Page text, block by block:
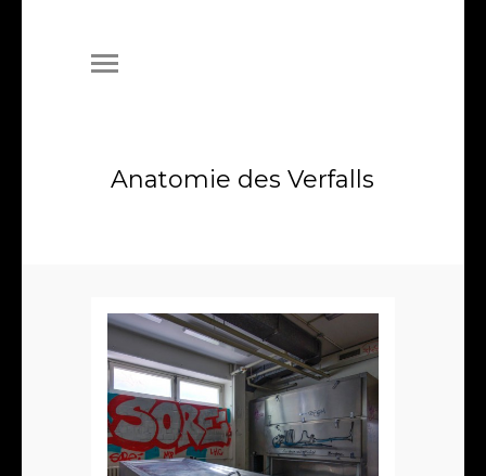
Anatomie des Verfalls